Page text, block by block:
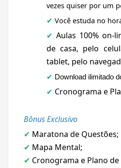
vezes quiser por um
✔ Você estuda no
✔ Aulas 100% on-
de casa, pelo
tablet, pelo
✔ Download ilimitado
✔ Cronograma e
Bônus Exclusivo
✔ Maratona de Questões;
✔ Mapa Mental;
✔ Cronograma e Plano de